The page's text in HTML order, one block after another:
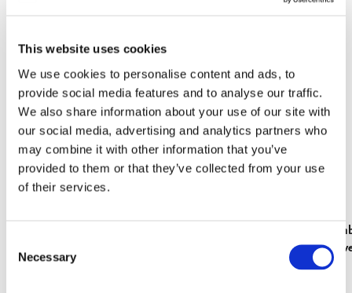
This website uses cookies
We use cookies to personalise content and ads, to
provide social media features and to analyse our traffic.
We also share information about your use of our site with
our social media, advertising and analytics partners who
may combine it with other information that you’ve
provided to them or that they’ve collected from your use
of their services.
Selection
Necessary
Wunschliste
Cremer in
Fundatie